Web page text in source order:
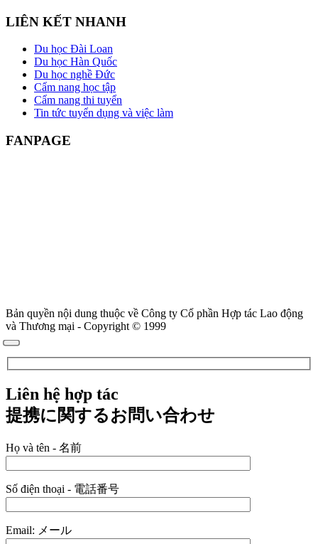
LIÊN KẾT NHANH
Du học Đài Loan
Du học Hàn Quốc
Du học nghề Đức
Cẩm nang học tập
Cẩm nang thi tuyển
Tin tức tuyển dụng và việc làm
FANPAGE
Bản quyền nội dung thuộc về Công ty Cổ phần Hợp tác Lao động
và Thương mại - Copyright © 1999
Liên hệ hợp tác
提携に関するお問い合わせ
Họ và tên - 名前
Số điện thoại - 電話番号
Email: メール